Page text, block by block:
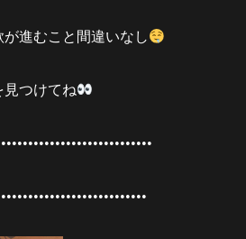
進むこと間違いなし
見つけてね